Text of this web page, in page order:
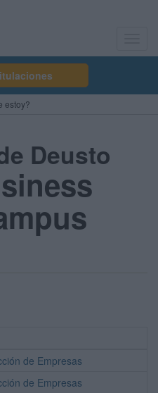
estoy?
Deusto
de Empresas
de Empresas